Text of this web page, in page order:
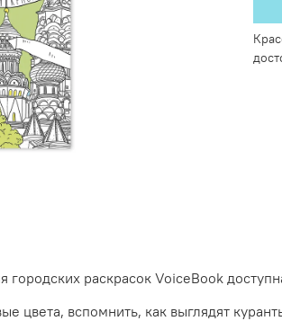
раскрасок VoiceBook
вспомнить, как выглядят